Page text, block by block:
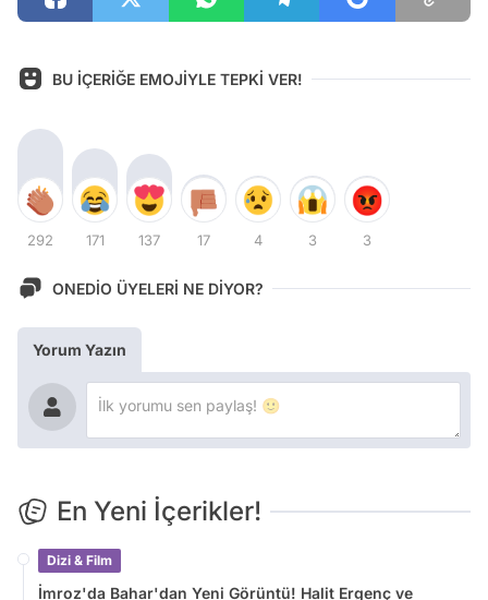
BU İÇERİĞE EMOJİYLE TEPKİ VER!
292 171 137 17 4 3 3
ONEDİO ÜYELERİ NE DİYOR?
Yorum Yazın
En Yeni İçerikler!
Dizi & Film
İmroz'da Bahar'dan Yeni Görüntü! Halit Ergenç ve